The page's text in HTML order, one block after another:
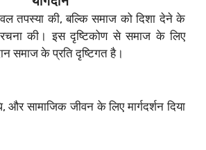
तपस्या की, बल्कि समाज को दिशा देने के
की। इस दृष्टिकोण से समाज के लिए
समाज के प्रति दृष्टिगत है।
और सामाजिक जीवन के लिए मार्गदर्शन दिया